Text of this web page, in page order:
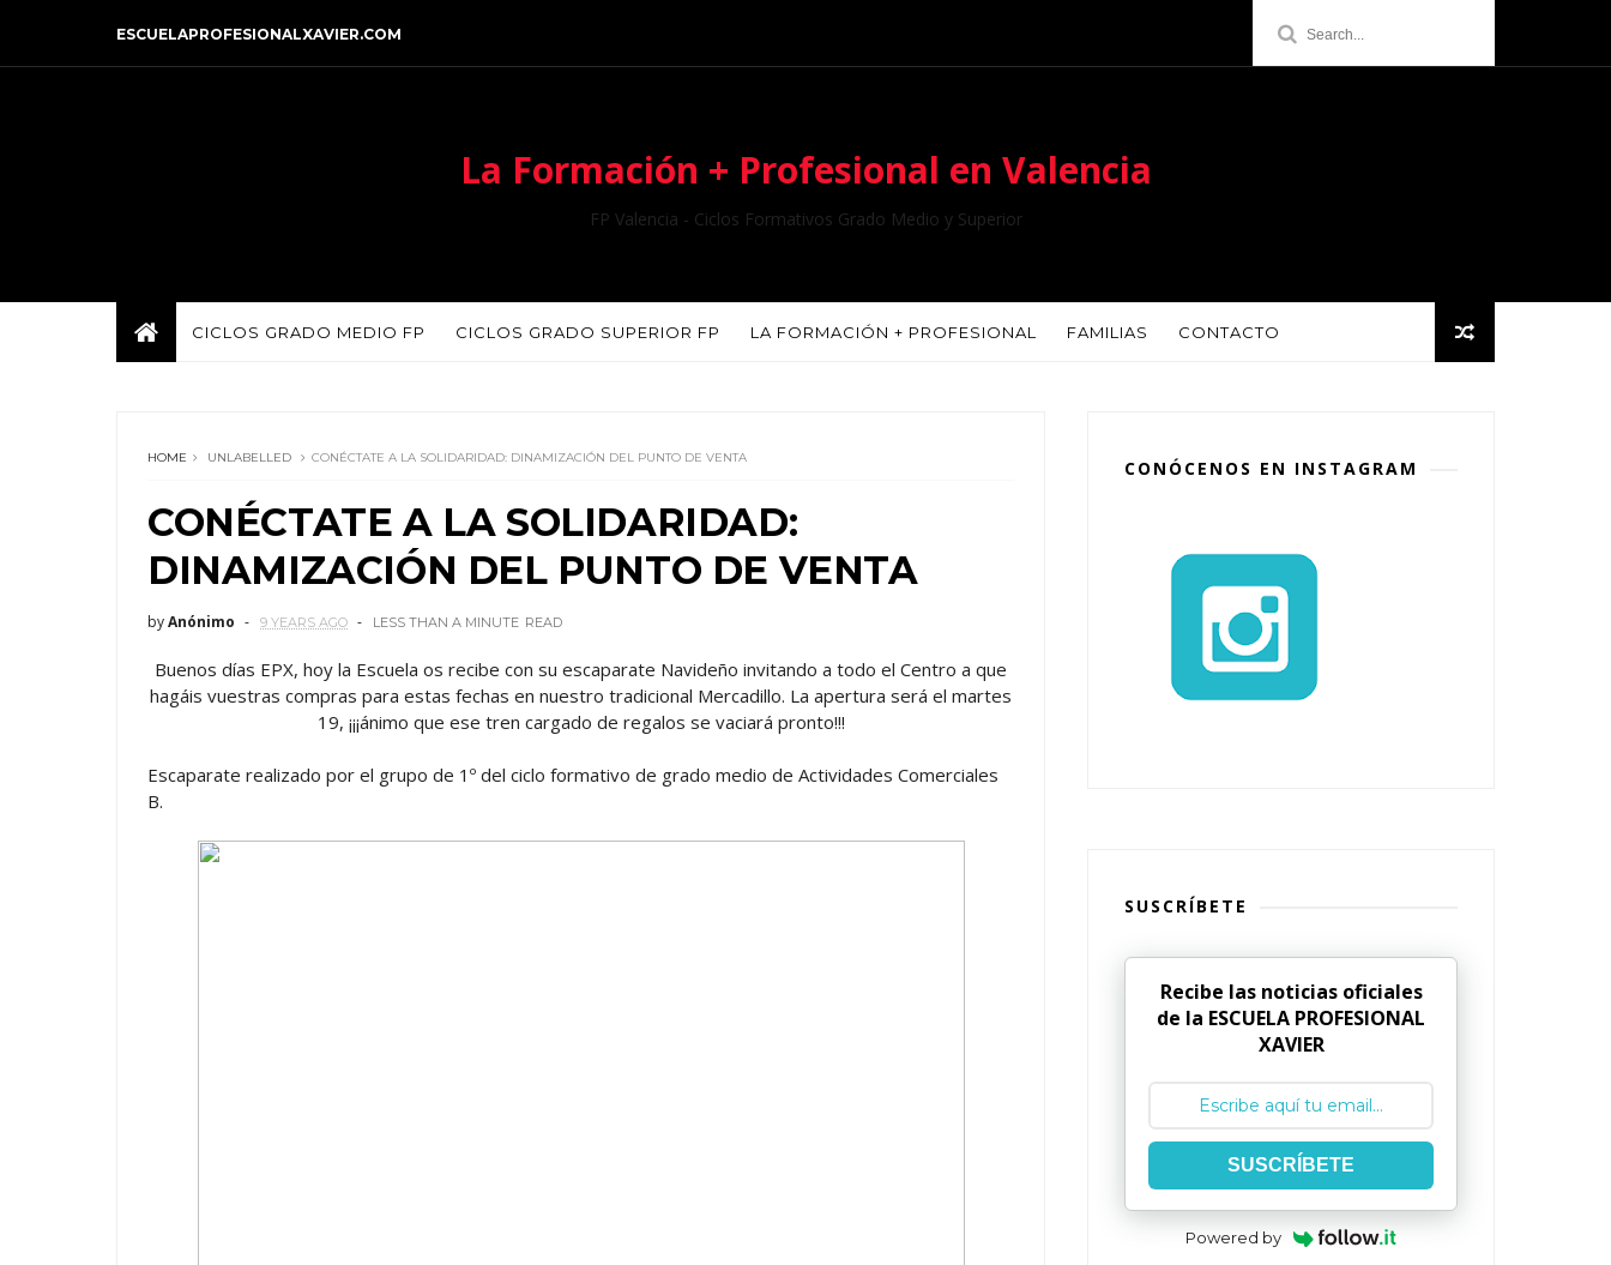
ESCUELAPROFESIONALXAVIER.COM
La Formación + Profesional en Valencia
FP Valencia - Ciclos Formativos Grado Medio y Superior
CICLOS GRADO MEDIO FP CICLOS GRADO SUPERIOR FP LA FORMACIÓN + PROFESIONAL FAMILIAS CONTACTO
HOME UNLABELLED CONÉCTATE A LA SOLIDARIDAD: DINAMIZACIÓN DEL PUNTO DE VENTA
CONÉCTATE A LA SOLIDARIDAD:
DINAMIZACIÓN DEL PUNTO DE VENTA
byAnónimo 9 YEARS AGO LESS THAN A MINUTE READ
Buenos días EPX, hoy la Escuela os recibe con su escaparate Navideño invitando a todo el Centro a que
hagáis vuestras compras para estas fechas en nuestro tradicional Mercadillo. La apertura será el martes
19, ¡¡¡ánimo que ese tren cargado de regalos se vaciará pronto!!!
Escaparate realizado por el grupo de 1º del ciclo formativo de grado medio de Actividades Comerciales
B.
CONÓCENOS EN INSTAGRAM
SUSCRÍBETE
Recibe las noticias oficiales
de la ESCUELA PROFESIONAL
XAVIER
SUSCRÍBETE
Powered by